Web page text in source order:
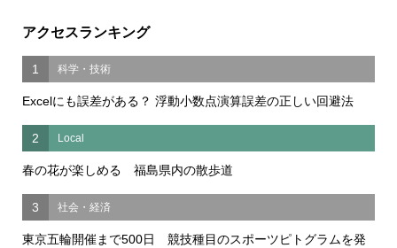
アクセスランキング
1 科学・技術
Excelにも誤差がある？ 浮動小数点演算誤差の正しい回避法
2 Local
春の花が楽しめる 福島県内の散歩道
3 社会・経済
東京五輪開催まで500日 競技種目のスポーツピトグラムを発